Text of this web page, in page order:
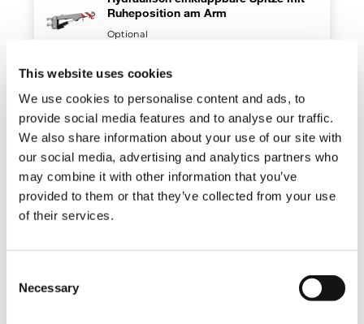
This website uses cookies
We use cookies to personalise content and ads, to
provide social media features and to analyse our traffic.
We also share information about your use of our site with
our social media, advertising and analytics partners who
may combine it with other information that you’ve
provided to them or that they’ve collected from your use
of their services.
Selection
Necessary
Ruheposition am Arm
Optional
Spitze mit Ruheposition am Arm
Optional
Selbstnivellierende Gabeln
Optional